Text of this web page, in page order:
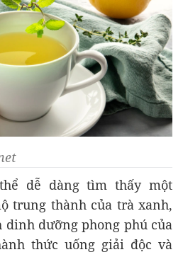
dễ dàng tìm thấy một
trung thành của trà xanh,
dinh dưỡng phong phú của
thức uống giải độc và